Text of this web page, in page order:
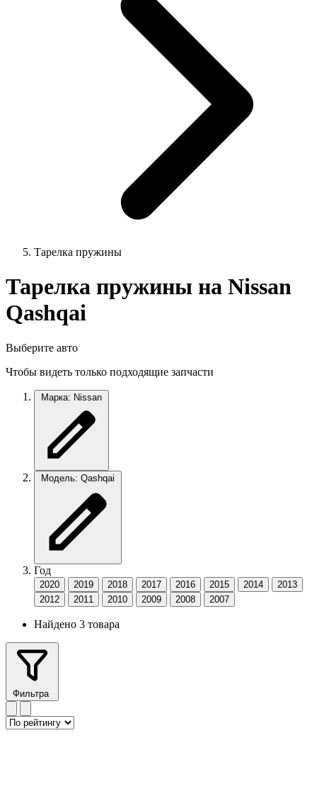
Тарелка пружины
Тарелка пружины на Nissan
Qashqai
Выберите авто
Чтобы видеть только подходящие запчасти
Марка: Nissan
Модель: Qashqai
Год
2020 2019 2018 2017 2016 2015 2014
2013
2012
2011 2010 2009 2008 2007
Найдено 3 товара
Фильтра